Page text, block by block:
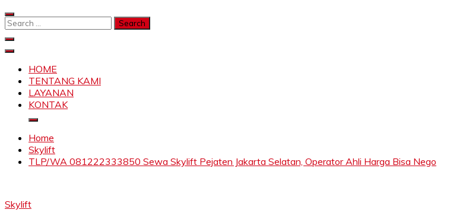
Skip
to
Search
HOME
TENTANG KAMI
LAYANAN
KONTAK
Home
Skylift
TLP/WA 081222333850 Sewa Skylift Pejaten Jakarta Selatan, Operator Ahli Harga Bisa Nego
Skylift